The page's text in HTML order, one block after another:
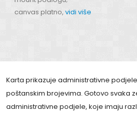
canvas platno, vidi više
Karta prikazuje administrativne
poštanskim brojevima. Gotovo svaka
administrativne podjele, koje imaju